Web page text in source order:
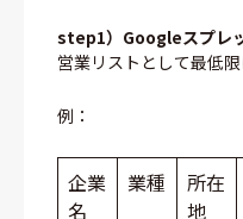
step1）Googleスプレ
営業リストとして最低
例：
企業
名
業種
所在
地